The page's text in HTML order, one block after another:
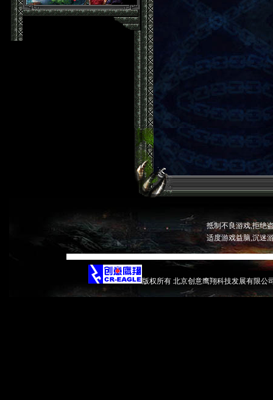
抵制不良游戏,拒绝
适度游戏益脑,沉迷
版权所有 北京创意鹰翔科技发展有限公